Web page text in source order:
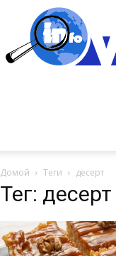
Домой Теги десерт
Тег: десерт